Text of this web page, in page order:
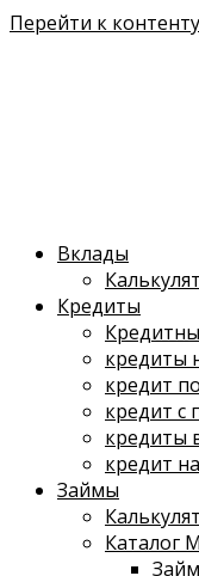
Перейти к контенту
Вклады
Кредиты
кредиты
кредит
кредит с
кредиты
кредит
Займы
Каталог